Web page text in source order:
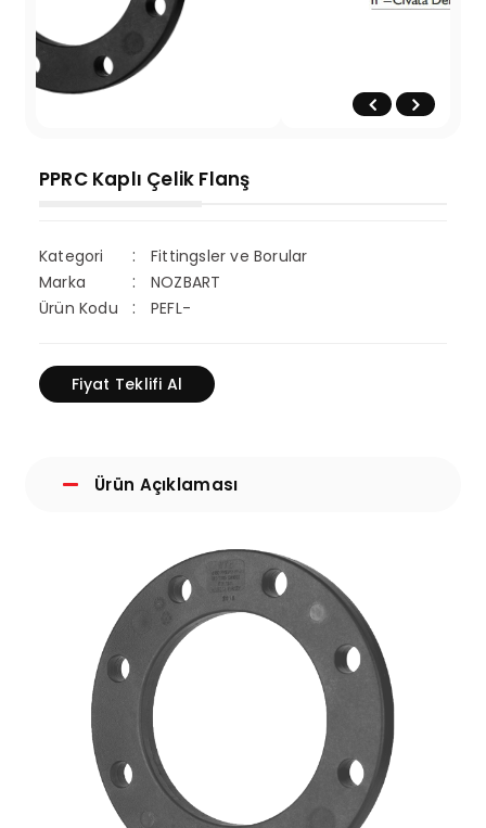
PPRC Kaplı Çelik Flanş
Kategori
Fittingsler ve Borular
Marka
NOZBART
Ürün Kodu
PEFL-
Fiyat Teklifi Al
Ürün Açıklaması